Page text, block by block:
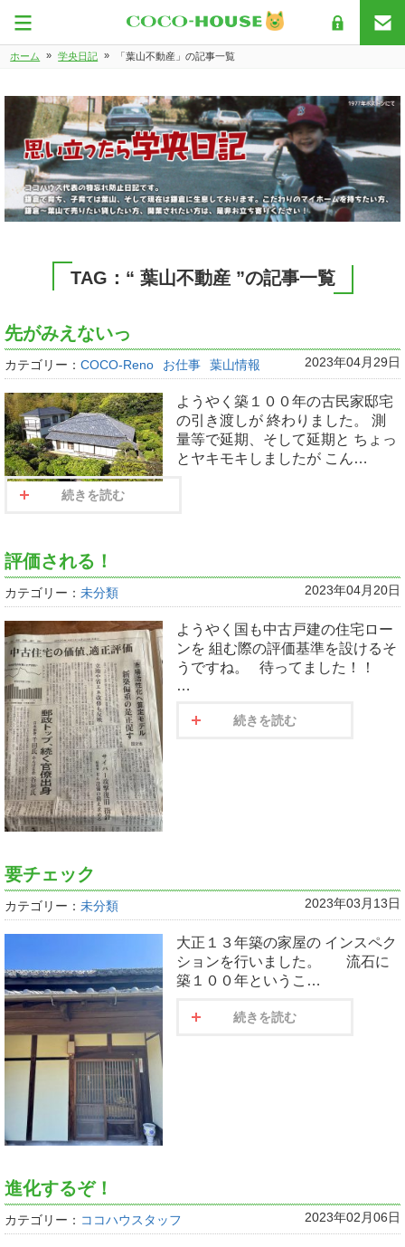
ホーム » 学央日記 » 「葉山不動産」の記事一覧
TAG：“ 葉山不動産 ”の記事一覧
先がみえないっ
カテゴリー： COCO-Reno お仕事 葉山情報 2023年04月29日
ようやく築１００年の古民家邸宅
の引き渡しが 終わりました。 測
量等で延期、そして延期と ちょっ
とヤキモキしましたが こん…
続きを読む
評価される！
カテゴリー： 未分類 2023年04月20日
ようやく国も中古戸建の住宅ロー
ンを 組む際の評価基準を設けるそ
うですね。 待ってました！！
…
続きを読む
要チェック
カテゴリー： 未分類 2023年03月13日
大正１３年築の家屋の インスペク
ションを行いました。 流石に
築１００年というこ…
続きを読む
進化するぞ！
カテゴリー： ココハウスタッフ 2023年02月06日